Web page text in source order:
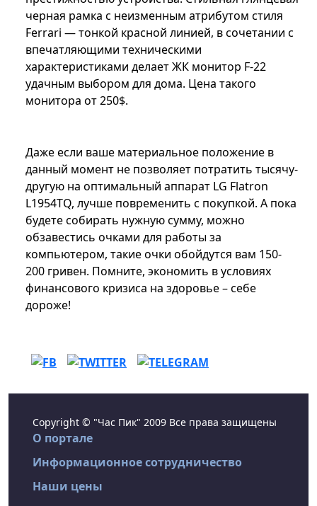
черная рамка с неизменным атрибутом стиля
Ferrari — тонкой красной линией, в сочетании с
впечатляющими техническими
характеристиками делает ЖК монитор F-22
удачным выбором для дома. Цена такого
монитора от 250$.
Даже если ваше материальное положение в
данный момент не позволяет потратить тысячу-
другую на оптимальный аппарат LG Flatron
L1954TQ, лучше повременить с покупкой. А пока
будете собирать нужную сумму, можно
обзавестись очками для работы за
компьютером, такие очки обойдутся вам 150-
200 гривен. Помните, экономить в условиях
финансового кризиса на здоровье – себе
дороже!
Copyright © "Час Пик" 2009 Все права защищены
О портале
Информационное сотрудничество
Наши цены